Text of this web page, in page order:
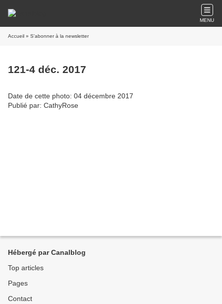
MENU
Accueil » S'abonner à la newsletter
121-4 déc. 2017
Date de cette photo: 04 décembre 2017
Publié par: CathyRose
Hébergé par Canalblog
Top articles
Pages
Contact